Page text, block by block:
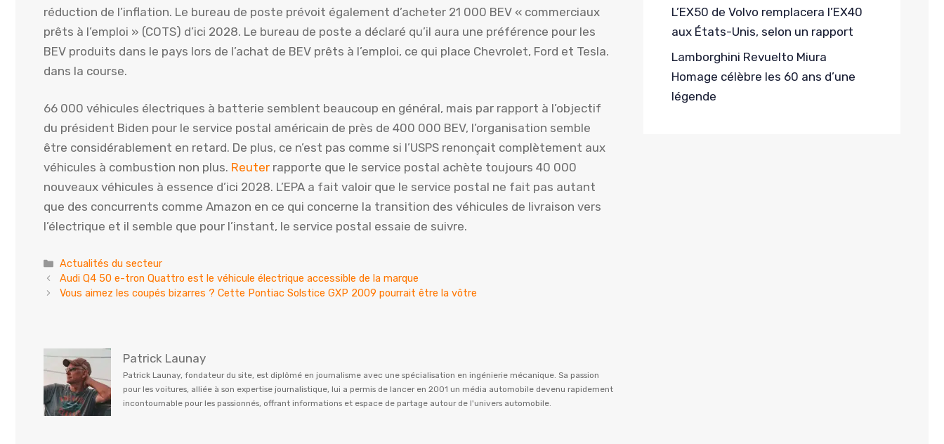
réduction de l’inflation. Le bureau de poste prévoit également d’acheter 21 000 BEV « commerciaux
prêts à l’emploi » (COTS) d’ici 2028. Le bureau de poste a déclaré qu’il aura une préférence pour les
BEV produits dans le pays lors de l’achat de BEV prêts à l’emploi, ce qui place Chevrolet, Ford et Tesla.
dans la course.
66 000 véhicules électriques à batterie semblent beaucoup en général, mais par rapport à l’objectif
du président Biden pour le service postal américain de près de 400 000 BEV, l’organisation semble
être considérablement en retard. De plus, ce n’est pas comme si l’USPS renonçait complètement aux
véhicules à combustion non plus. Reuter rapporte que le service postal achète toujours 40 000
nouveaux véhicules à essence d’ici 2028. L’EPA a fait valoir que le service postal ne fait pas autant
que des concurrents comme Amazon en ce qui concerne la transition des véhicules de livraison vers
l’électrique et il semble que pour l’instant, le service postal essaie de suivre.
Catégories
Actualités du secteur
Audi Q4 50 e-tron Quattro est le véhicule électrique accessible de la marque
Vous aimez les coupés bizarres ? Cette Pontiac Solstice GXP 2009 pourrait être la vôtre
Patrick Launay
Patrick Launay, fondateur du site, est diplômé en journalisme avec une spécialisation en ingénierie mécanique. Sa passion
pour les voitures, alliée à son expertise journalistique, lui a permis de lancer en 2001 un média automobile devenu rapidement
incontournable pour les passionnés, offrant informations et espace de partage autour de l'univers automobile.
L’EX50 de Volvo remplacera l’EX40
aux États-Unis, selon un rapport
Lamborghini Revuelto Miura
Homage célèbre les 60 ans d’une
légende